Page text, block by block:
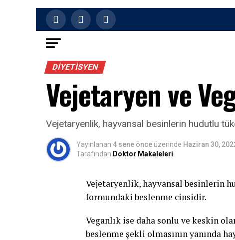
DIYETISYEN
Vejetaryen ve
Vejetaryenlik, hayvansal besinlerin hudutlu
Yayınlanan 4 sene önce üzerinde Haziran 30,
Tarafından Doktor Makaleleri
Vejetaryenlik, hayvansal besinlerin
formundaki beslenme cinsidir.
Veganlık ise daha sonlu ve keskin
beslenme şekli olmasının yanında